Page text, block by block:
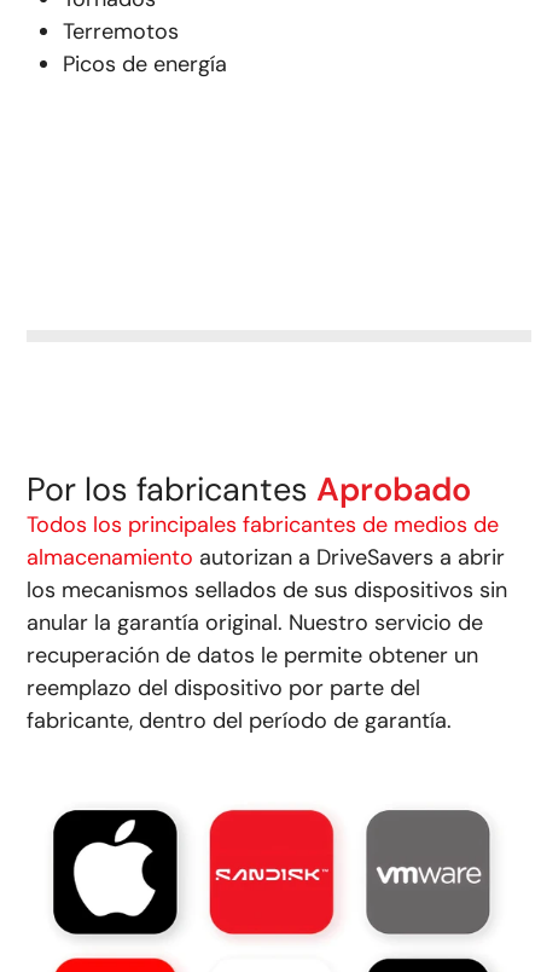
Terremotos
Picos de energía
Por los fabricantesAprobado
Todos los principales fabricantes de medios de
almacenamiento autorizan a DriveSavers a abrir
los mecanismos sellados de sus dispositivos sin
anular la garantía original. Nuestro servicio de
recuperación de datos le permite obtener un
reemplazo del dispositivo por parte del
fabricante, dentro del período de garantía.